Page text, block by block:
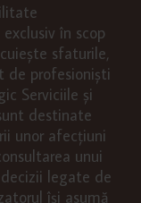
în scop
sfaturile,
de profesioniști
Serviciile și
destinate
unor afecțiuni
unui
legate de
își asumă